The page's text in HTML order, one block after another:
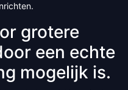
grotere
een echte
mogelijk is.